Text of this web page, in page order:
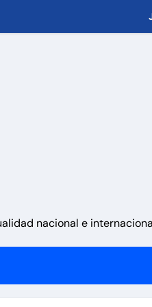
Guaira
nacional e